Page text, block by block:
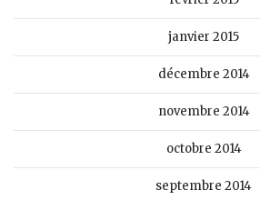
janvier 2015
décembre 2014
novembre 2014
octobre 2014
septembre 2014